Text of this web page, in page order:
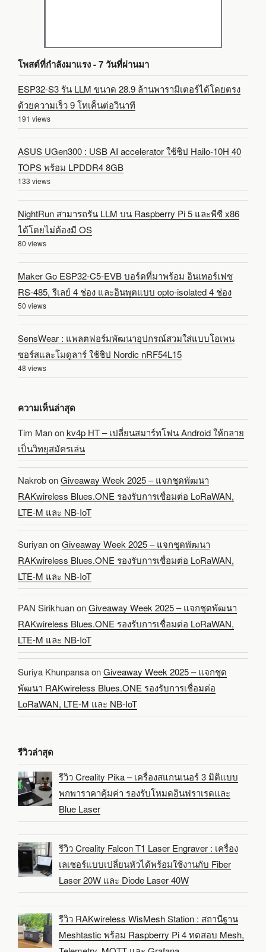
โพสต์ที่กำลังมาแรง - 7 วันที่ผ่านมา
ESP32-S3 รัน LLM ขนาด 28.9 ล้านพารามิเตอร์ได้โดยตรง
ด้วยความเร็ว 9 โทเค็นต่อวินาที
191 views
ASUS UGen300 : USB AI accelerator ใช้ชิป Hailo-10H 40
TOPS พร้อม LPDDR4 8GB
133 views
NightRun สามารถรัน LLM บน Raspberry Pi 5 และพีซี x86
ได้โดยไม่ต้องมี OS
80 views
Maker Go ESP32-C5-EVB บอร์ดที่มาพร้อม อินเทอร์เฟซ
RS-485, รีเลย์ 4 ช่อง และอินพุตแบบ opto-isolated 4 ช่อง
50 views
SensWear : แพลตฟอร์มพัฒนาอุปกรณ์สวมใส่แบบโอเพน
ซอร์สและโมดูลาร์ ใช้ชิป Nordic nRF54L15
48 views
ความเห็นล่าสุด
Tim Manonkv4p HT – เปลี่ยนสมาร์ทโฟน Android ให้กลาย
เป็นวิทยุสมัครเล่น
NakrobonGiveaway Week 2025 – แจกชุดพัฒนา
RAKwireless Blues.ONE รองรับการเชื่อมต่อ LoRaWAN,
LTE-M และ NB-IoT
SuriyanonGiveaway Week 2025 – แจกชุดพัฒนา
RAKwireless Blues.ONE รองรับการเชื่อมต่อ LoRaWAN,
LTE-M และ NB-IoT
PAN SirikhuanonGiveaway Week 2025 – แจกชุดพัฒนา
RAKwireless Blues.ONE รองรับการเชื่อมต่อ LoRaWAN,
LTE-M และ NB-IoT
Suriya KhunpansaonGiveaway Week 2025 – แจกชุด
พัฒนา RAKwireless Blues.ONE รองรับการเชื่อมต่อ
LoRaWAN, LTE-M และ NB-IoT
รีวิวล่าสุด
รีวิว Creality Pika – เครื่องสแกนเนอร์ 3 มิติแบบ
พกพาราคาคุ้มค่า รองรับโหมดอินฟราเรดและ
Blue Laser
รีวิว Creality Falcon T1 Laser Engraver : เครื่อง
เลเซอร์แบบเปลี่ยนหัวได้พร้อมใช้งานกับ Fiber
Laser 20W และ Diode Laser 40W
รีวิว RAKwireless WisMesh Station : สถานีฐาน
Meshtastic พร้อม Raspberry Pi 4 ทดสอบ Mesh,